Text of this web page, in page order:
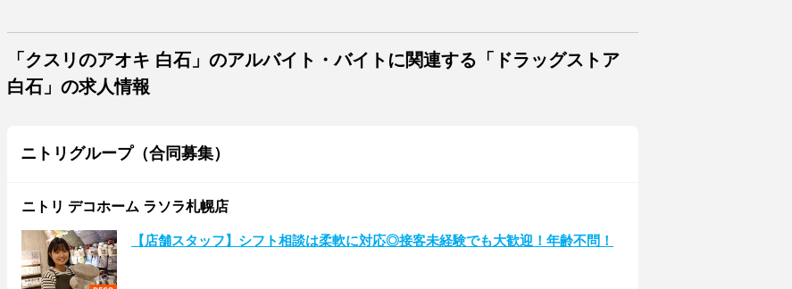
「クスリのアオキ 白石」のアルバイト・バイトに関連する「ドラッグストア
白石」の求人情報
ニトリグループ（合同募集）
ニトリ デコホーム ラソラ札幌店
【店舗スタッフ】シフト相談は柔軟に対応◎接客未経験でも大歓迎！年齢不問！